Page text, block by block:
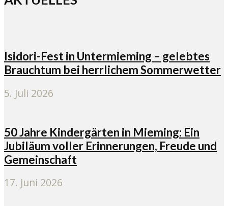
Isidori-Fest in Untermieming – gelebtes
Brauchtum bei herrlichem Sommerwetter
5. Juli 2026
50 Jahre Kindergärten in Mieming: Ein
Jubiläum voller Erinnerungen, Freude und
Gemeinschaft
17. Juni 2026